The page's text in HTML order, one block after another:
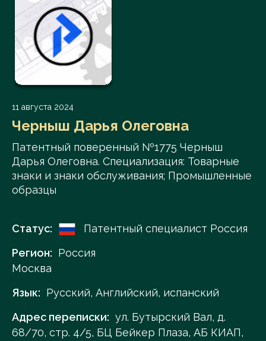
11 августа 2024
Черныш Дарья Олеговна
Патентный поверенный №1775 Черныш
Дарья Олеговна. Специализация: Товарные
знаки и знаки обслуживания; Промышленные
образцы
Статус:
Патентный специалист Россия
Регион: Россия
Москва
Язык: Русский, Английский, испанский
Адрес переписки: ул. Бутырский Вал, д.
68/70, стр. 4/5, БЦ Бейкер Плаза, АБ КИАП,